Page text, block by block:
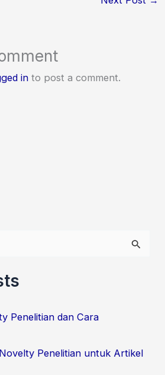
into post a comment.
Penelitian dan Cara
Penelitian untuk Artikel